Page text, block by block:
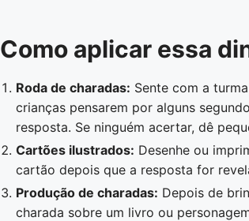
Como aplicar essa
Roda de charadas: Sente com a
crianças pensarem por alguns
resposta. Se ninguém acertar, dê
Cartões ilustrados: Desenhe ou
cartão depois que a resposta for
Produção de charadas: Depois de
charada sobre um livro ou